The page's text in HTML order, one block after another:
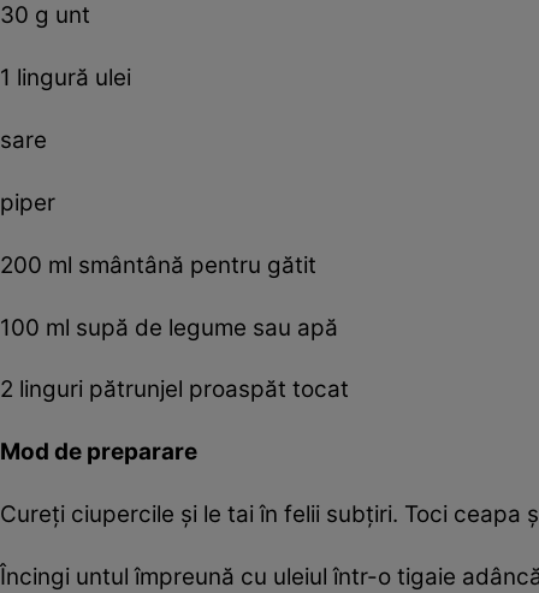
30 g unt
1 lingură ulei
sare
piper
200 ml smântână pentru gătit
100 ml supă de legume sau apă
2 linguri pătrunjel proaspăt tocat
Mod de preparare
Cureți ciupercile și le tai în felii subțiri. Toci
Încingi untul împreună cu uleiul într-o tigaie